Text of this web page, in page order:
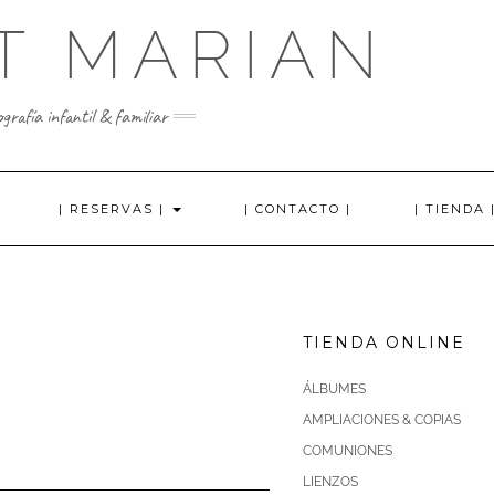
MARIAN
infantil & familiar
| RESERVAS | | CONTACTO | | TIENDA |
TIENDA ONLINE
ÁLBUMES
AMPLIACIONES & COPIAS
COMUNIONES
LIENZOS